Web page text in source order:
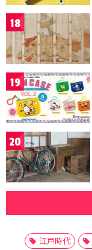
18
19
20
江戸時代